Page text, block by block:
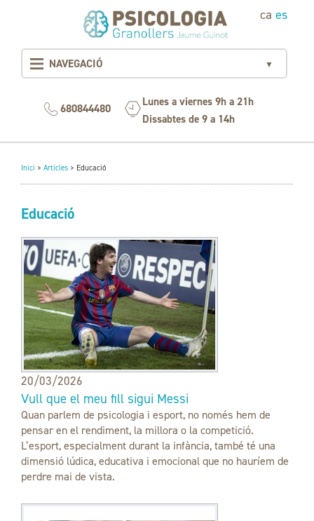
NAVEGACIÓ ▼
caes
680844480
Lunes a viernes 9h a 21h
Dissabtes de 9 a 14h
Inici > Articles > Educació
Educació
20/03/2026
Vull que el meu fill sigui Messi
Quan parlem de psicologia i esport, no només hem de
pensar en el rendiment, la millora o la competició.
L’esport, especialment durant la infància, també té una
dimensió lúdica, educativa i emocional que no hauríem de
perdre mai de vista.